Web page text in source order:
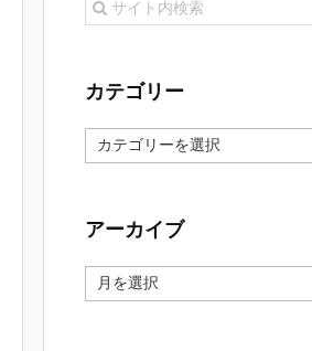
カテゴリー
カ
テ
ー
アーカイブ
ー